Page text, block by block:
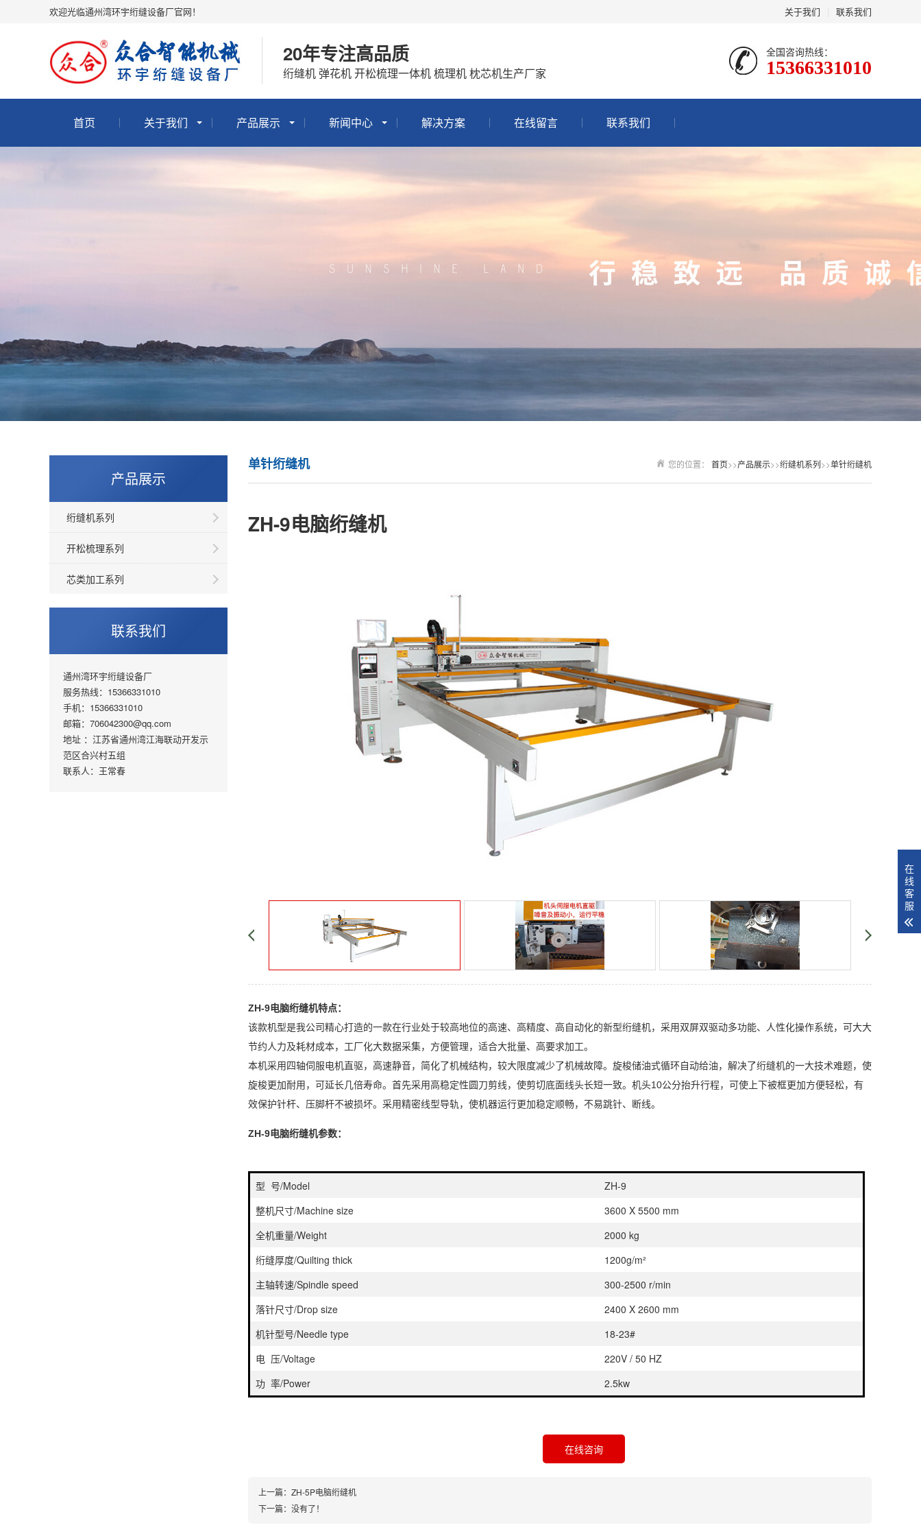
关于我们 联系我们
欢迎光临通州湾环宇绗缝设备厂官网！
20年专注高品质
绗缝机 弹花机 开松梳理一体机 梳理机 枕芯机生产厂家
全国咨询热线：
15366331010
首页 关于我们 产品展示 新闻中心 解决方案 在线留言 联系我们
产品展示
绗缝机系列
开松梳理系列
芯类加工系列
联系我们
通州湾环宇绗缝设备厂
服务热线：15366331010
手机：15366331010
邮箱：706042300@qq.com
地址 ：江苏省通州湾江海联动开发示
范区合兴村五组
联系人：王常春
您的位置： 首页>>产品展示>>绗缝机系列>>单针绗缝机
单针绗缝机
ZH-9电脑绗缝机
ZH-9电脑绗缝机特点：
该款机型是我公司精心打造的一款在行业处于较高地位的高速、高精度、高自动化的新型绗缝机，采用双屏双驱动多功能、人性化操作系统，可大大
节约人力及耗材成本，工厂化大数据采集，方便管理，适合大批量、高要求加工。
本机采用四轴伺服电机直驱，高速静音，简化了机械结构，较大限度减少了机械故障。旋梭储油式循环自动给油，解决了绗缝机的一大技术难题，使
旋梭更加耐用，可延长几倍寿命。首先采用高稳定性圆刀剪线，使剪切底面线头长短一致。机头10公分抬升行程，可使上下被框更加方便轻松，有
效保护针杆、压脚杆不被损坏。采用精密线型导轨，使机器运行更加稳定顺畅，不易跳针、断线。
ZH-9电脑绗缝机参数：
型 号/Model
ZH-9
整机尺寸/Machine size
3600 X 5500 mm
全机重量/Weight
2000 kg
绗缝厚度/Quilting thick
1200g/m²
主轴转速/Spindle speed
300-2500 r/min
落针尺寸/Drop size
2400 X 2600 mm
机针型号/Needle type
18-23#
电 压/Voltage
220V / 50 HZ
功 率/Power
2.5kw
在线咨询
上一篇： ZH-5P电脑绗缝机
下一篇：没有了！
在
线
客
服